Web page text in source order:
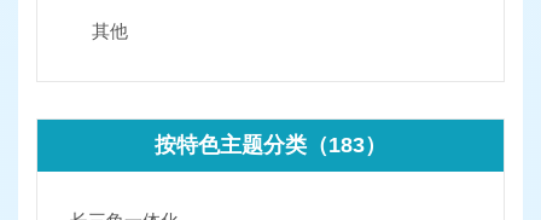
其他
按特色主题分类（183）